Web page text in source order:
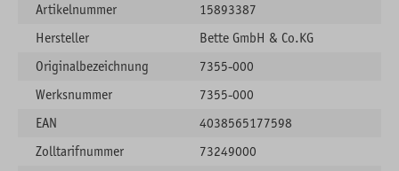
Artikelnummer
15893387
Hersteller
Bette GmbH & Co.KG
Originalbezeichnung
7355-000
Werksnummer
7355-000
EAN
4038565177598
Zolltarifnummer
73249000